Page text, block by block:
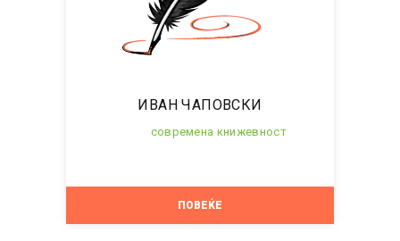
ИВАН ЧАПОВСКИ
современа книжевност
ПОВЕЌЕ